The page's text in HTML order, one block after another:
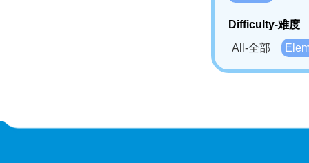
Difficulty-难度
All-全部